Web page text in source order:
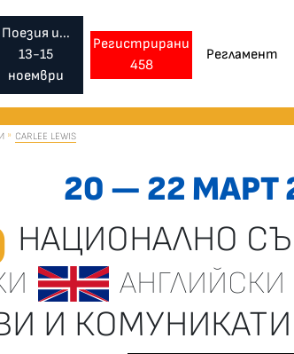
Поезия и...
13-15
ноември
Регистрирани
458
Регламент
CARLEE LEWIS
20 — 22 МАРТ
НАЦИОНАЛНО
АНГЛИЙСКИ
И